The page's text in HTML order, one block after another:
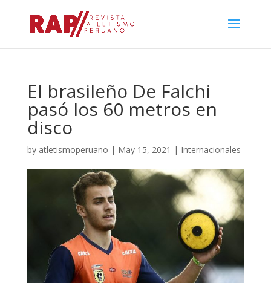
El brasileño De Falchi
pasó los 60 metros en
disco
by atletismoperuano | May 15, 2021 | Internacionales